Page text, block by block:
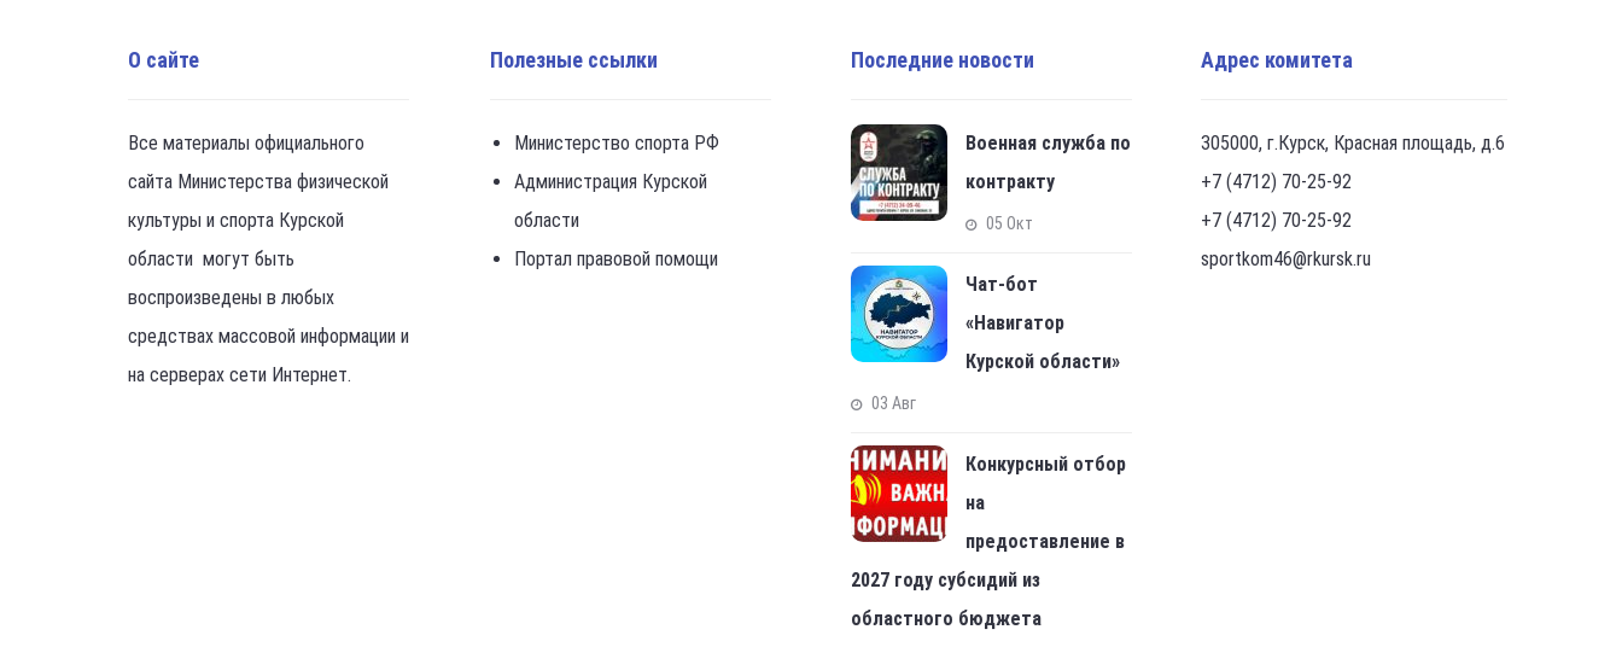
О сайте
Все материалы официального
сайта Министерства физической
культуры и спорта Курской
области могут быть
воспроизведены в любых
средствах массовой информации и
на серверах сети Интернет.
Полезные ссылки
Министерство спорта РФ
Администрация Курской
области
Портал правовой помощи
Последние новости
Военная служба по
контракту
05 Окт
Чат-бот
«Навигатор
Курской области»
03 Авг
Конкурсный отбор
на
предоставление в
2027 году субсидий из
областного бюджета
Адрес комитета
305000, г.Курск, Красная площадь, д.6
+7 (4712) 70-25-92
+7 (4712) 70-25-92
sportkom46@rkursk.ru